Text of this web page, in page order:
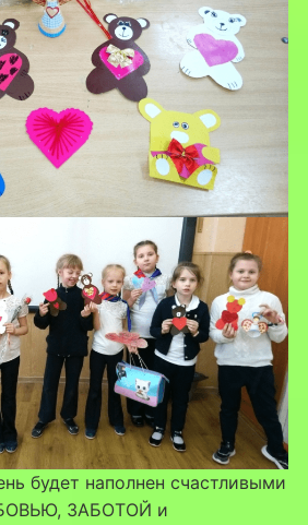
будет наполнен счастливыми
ЗАБОТОЙ и